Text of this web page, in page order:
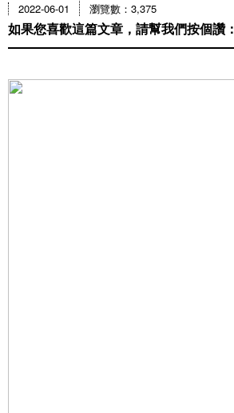
2022-06-01 瀏覽數：3,375
如果您喜歡這篇文章，請幫我們按個讚：